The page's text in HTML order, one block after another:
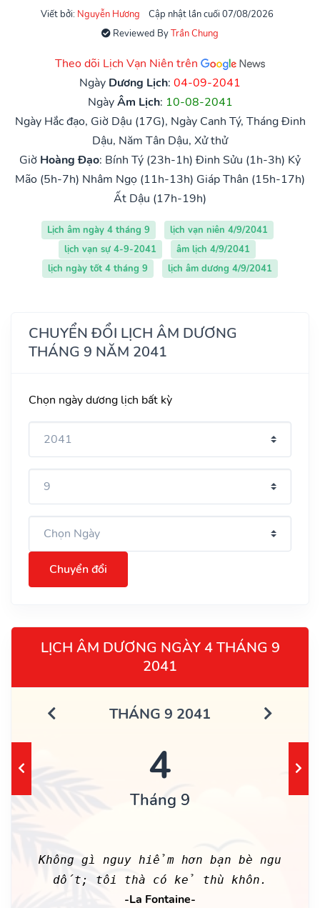
Viết bởi: Nguyễn Hương
Cập nhật lần cuối 07/08/2026
Reviewed ByTrần Chung
Theo dõi Lịch Vạn Niên trên
Ngày Dương Lịch: 04-09-2041
NgàyÂm Lịch: 10-08-2041
Ngày Hắc đạo, Giờ Dậu (17G), Ngày Canh Tý, Tháng Đinh
Dậu, Năm Tân Dậu, Xử thử
Giờ Hoàng Đạo: Bính Tý (23h-1h) Đinh Sửu (1h-3h) Kỷ
Mão (5h-7h) Nhâm Ngọ (11h-13h) Giáp Thân (15h-17h)
Ất Dậu (17h-19h)
Lịch âm ngày 4 tháng 9
lịch vạn niên 4/9/2041
lịch vạn sự 4-9-2041
âm lịch 4/9/2041
lịch ngày tốt 4 tháng 9
lịch âm dương 4/9/2041
CHUYỂN ĐỔI LỊCH ÂM DƯƠNG
THÁNG 9 NĂM 2041
Chọn ngày dương lịch bất kỳ
Chuyển đổi
LỊCH ÂM DƯƠNG NGÀY 4 THÁNG 9
2041
THÁNG 9 2041
4
Tháng 9
Không gì nguy hiểm hơn bạn bè ngu
dốt; tôi thà có kẻ thù khôn.
-La Fontaine-